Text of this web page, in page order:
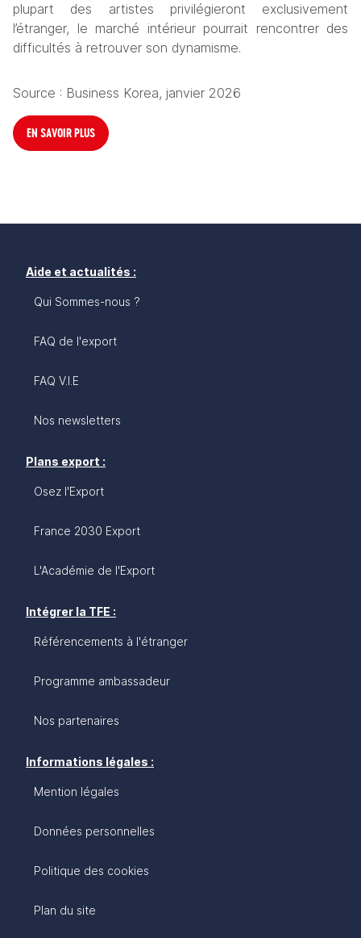
plupart des artistes privilégieront exclusivement
l’étranger, le marché intérieur pourrait rencontrer des
difficultés à retrouver son dynamisme.
Source : Business Korea, janvier 2026
EN SAVOIR PLUS
Aide et actualités :
Qui Sommes-nous ?
FAQ de l'export
FAQ V.I.E
Nos newsletters
Plans export :
Osez l'Export
France 2030 Export
L'Académie de l'Export
Intégrer la TFE :
Référencements à l'étranger
Programme ambassadeur
Nos partenaires
Informations légales :
Mention légales
Données personnelles
Politique des cookies
Plan du site